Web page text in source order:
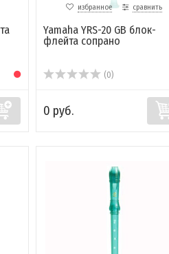
избранное сравнить
Yamaha YRS-20 GB блок-
флейта сопрано
(0)
0 руб.